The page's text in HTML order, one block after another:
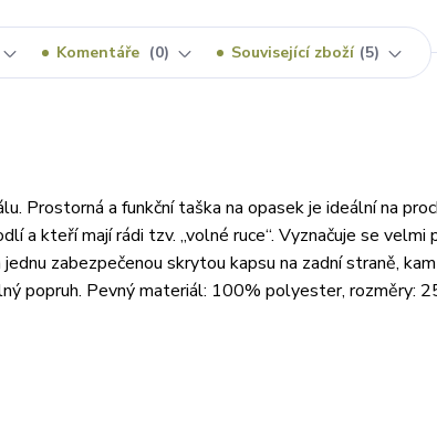
Komentáře 0 Související zboží 5
Prostorná a funkční taška na opasek je ideální na
a kteří mají rádi tzv. „volné ruce“. Vyznačuje se velmi
zabezpečenou skrytou kapsu na zadní straně,
popruh. Pevný materiál: 100% polyester, rozměry: